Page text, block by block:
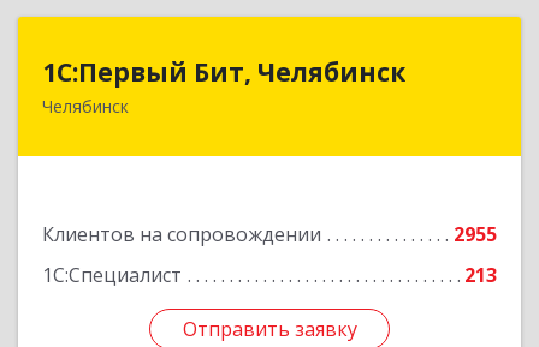
1С:Первый Бит, Челябинск
Челябинск
Клиентов на сопровождении
2955
1С:Специалист
213
Отправить заявку
1С:Первый Бит, Челябинск
Отправить заявку